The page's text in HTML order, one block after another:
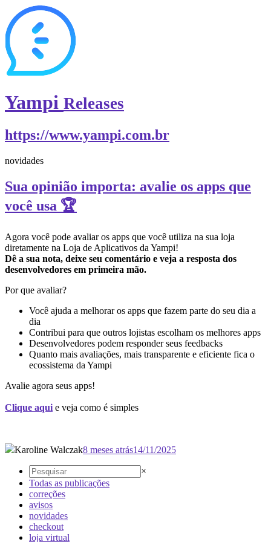
Yampi Releases
https://www.yampi.com.br
novidades
Sua opinião importa: avalie os apps que
você usa 🏆
Agora você pode avaliar os apps que você utiliza na sua loja
diretamente na Loja de Aplicativos da Yampi!
Dê a sua nota, deixe seu comentário e veja a resposta dos
desenvolvedores em primeira mão.
Por que avaliar?
Você ajuda a melhorar os apps que fazem parte do seu dia a
dia
Contribui para que outros lojistas escolham os melhores apps
Desenvolvedores podem responder seus feedbacks
Quanto mais avaliações, mais transparente e eficiente fica o
ecossistema da Yampi
Avalie agora seus apps!
Clique aqui e veja como é simples
Karoline Walczak8 meses atrás14/11/2025
×
Todas as publicações
correções
avisos
novidades
checkout
loja virtual